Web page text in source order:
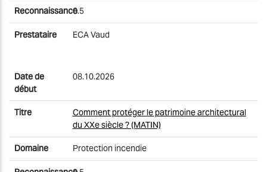
0.5
ECA Vaud
08.10.2026
Comment protéger le patrimoine architectural
du XXe siècle ? (MATIN)
Protection incendie